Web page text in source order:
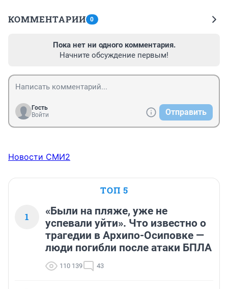
КОММЕНТАРИИ 0
Пока нет ни одного комментария.
Начните обсуждение первым!
Гость
Войти
Отправить
Новости СМИ2
ТОП 5
1
«Были на пляже, уже не
успевали уйти». Что известно о
трагедии в Архипо-Осиповке —
люди погибли после атаки БПЛА
110 139 43